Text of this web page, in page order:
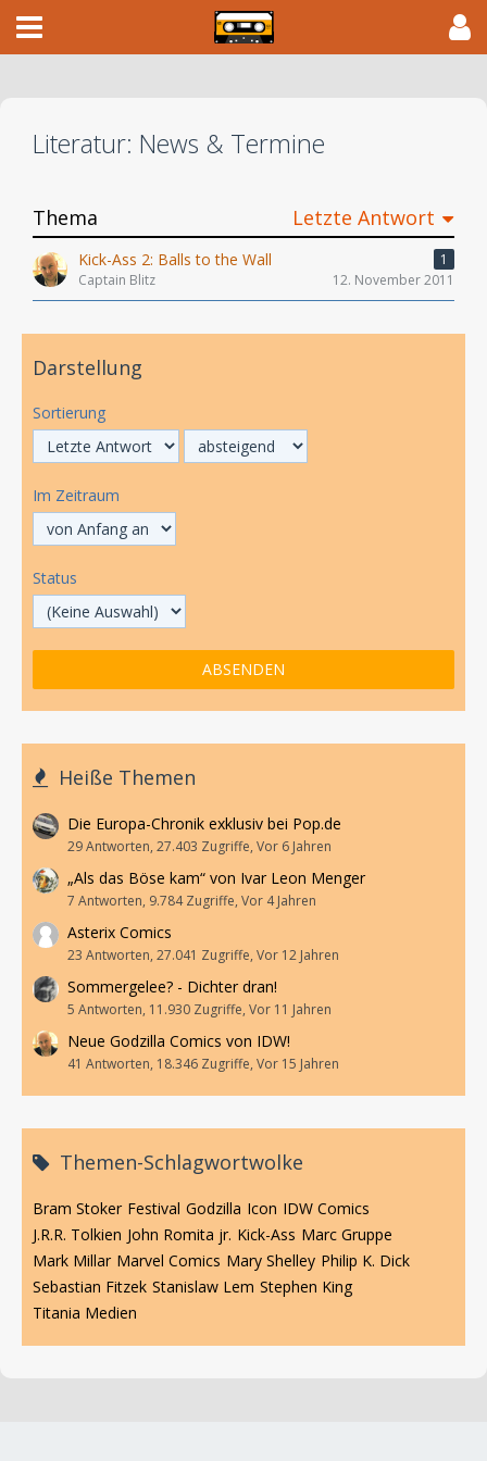
Literatur: News & Termine
Thema Letzte Antwort
Kick-Ass 2: Balls to the Wall
1
Captain Blitz
12. November 2011
Darstellung
Sortierung
Im Zeitraum
Status
Heiße Themen
Die Europa-Chronik exklusiv bei Pop.de
29 Antworten, 27.403 Zugriffe, Vor 6 Jahren
„Als das Böse kam“ von Ivar Leon Menger
7 Antworten, 9.784 Zugriffe, Vor 4 Jahren
Asterix Comics
23 Antworten, 27.041 Zugriffe, Vor 12 Jahren
Sommergelee? - Dichter dran!
5 Antworten, 11.930 Zugriffe, Vor 11 Jahren
Neue Godzilla Comics von IDW!
41 Antworten, 18.346 Zugriffe, Vor 15 Jahren
Themen-Schlagwortwolke
Bram Stoker Festival Godzilla Icon IDW Comics
J.R.R. Tolkien John Romita jr. Kick-Ass Marc Gruppe
Mark Millar Marvel Comics Mary Shelley Philip K. Dick
Sebastian Fitzek Stanislaw Lem Stephen King
Titania Medien